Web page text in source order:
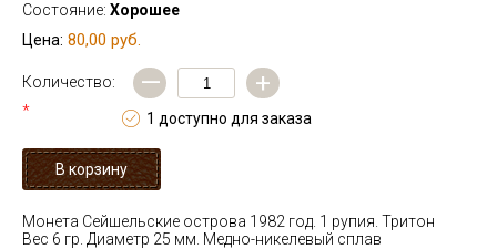
Состояние: Хорошее
Цена: 80,00 руб.
Количество:
*
— +
1 доступно для заказа
Монета Сейшельские острова 1982 год. 1 рупия. Тритон
Вес 6 гр. Диаметр 25 мм. Медно-никелевый сплав